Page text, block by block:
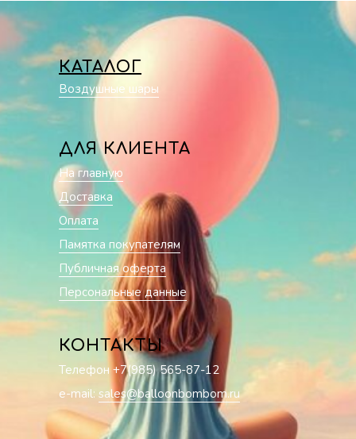
КАТАЛОГ
Воздушные шары
ДЛЯ КЛИЕНТА
На главную
Доставка
Оплата
Памятка покупателям
Публичная оферта
Персональные данные
КОНТАКТЫ
Телефон +7(985) 565-87-12
e-mail: sales@balloonbombom.ru